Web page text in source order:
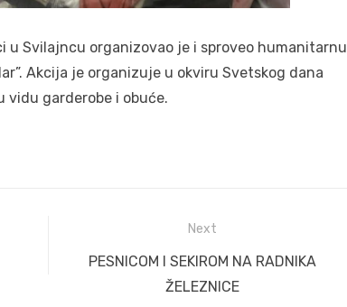
u Svilajncu organizovao je i sproveo humanitarnu
Akcija je organizuje u okviru Svetskog dana
vidu garderobe i obuće.
Next
Next
PESNICOM I SEKIROM NA RADNIKA
ŽELEZNICE